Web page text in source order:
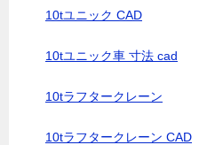
10tユニック CAD
10tユニック車 寸法 cad
10tラフタークレーン
10tラフタークレーン CAD